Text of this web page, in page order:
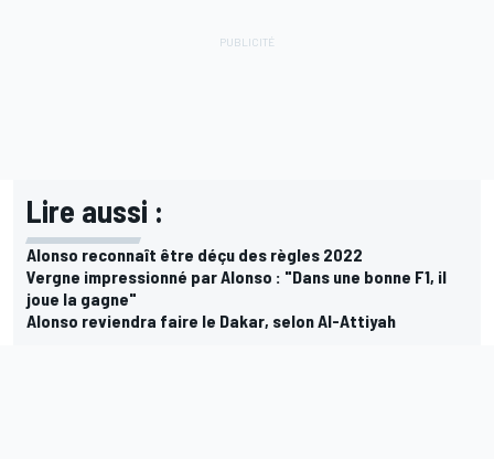
Lire aussi :
Alonso reconnaît être déçu des règles 2022
Vergne impressionné par Alonso : "Dans une bonne F1, il
joue la gagne"
Alonso reviendra faire le Dakar, selon Al-Attiyah